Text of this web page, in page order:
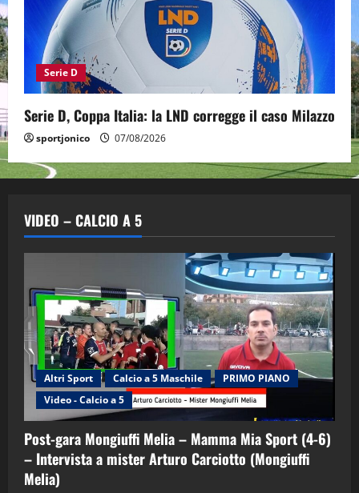
Serie D
Serie D, Coppa Italia: la LND corregge il caso Milazzo
sportjonico 07/08/2026
VIDEO – CALCIO A 5
Altri Sport Calcio a 5 Maschile
PRIMO PIANO
Video - Calcio a 5
Post-gara Mongiuffi Melia – Mamma Mia Sport (4-6)
– Intervista a mister Arturo Carciotto (Mongiuffi
Melia)